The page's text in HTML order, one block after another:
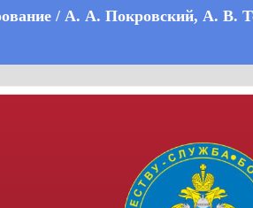
/ А. А. Покровский, А. В.